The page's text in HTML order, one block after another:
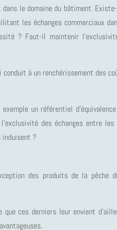
le domaine du bâtiment.
les échanges commerciaux
? Faut-il maintenir
à un renchérissement des
un référentiel
des échanges entre
induisent ?
des produits de la pêche
ces derniers leur envient